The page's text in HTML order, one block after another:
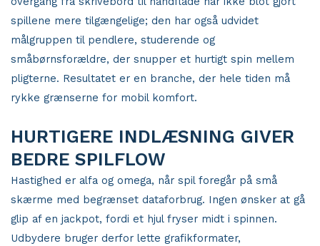
spillene mere tilgængelige; den har også udvidet
målgruppen til pendlere, studerende og
småbørnsforældre, der snupper et hurtigt spin mellem
pligterne. Resultatet er en branche, der hele tiden må
rykke grænserne for mobil komfort.
HURTIGERE INDLÆSNING GIVER
BEDRE SPILFLOW
Hastighed er alfa og omega, når spil foregår på små
skærme med begrænset dataforbrug. Ingen ønsker at gå
glip af en jackpot, fordi et hjul fryser midt i spinnen.
Udbydere bruger derfor lette grafikformater,